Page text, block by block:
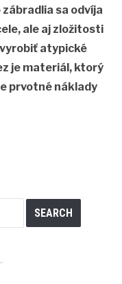
sa odvíja
ale aj zložitosti
atypické
je materiál, ktorý
prvotné náklady